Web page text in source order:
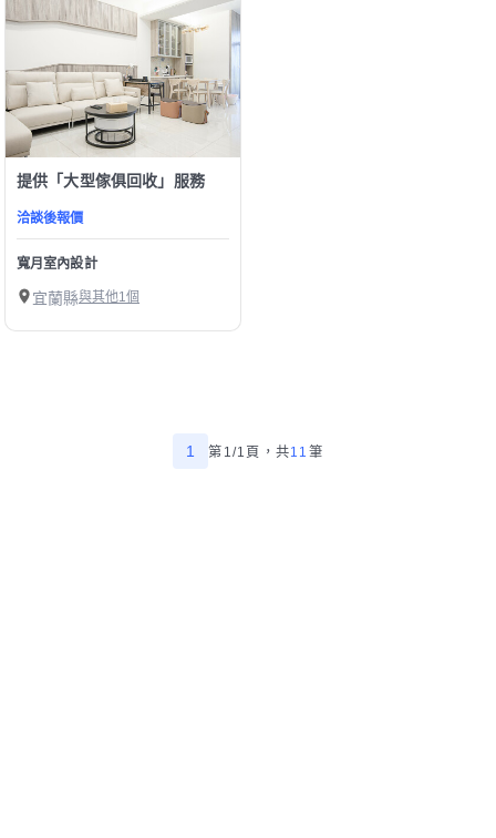
提供「大型傢俱回收」服務
洽談後報價
寬月室內設計
宜蘭縣與其他1個
1 第1/1頁， 共11 筆